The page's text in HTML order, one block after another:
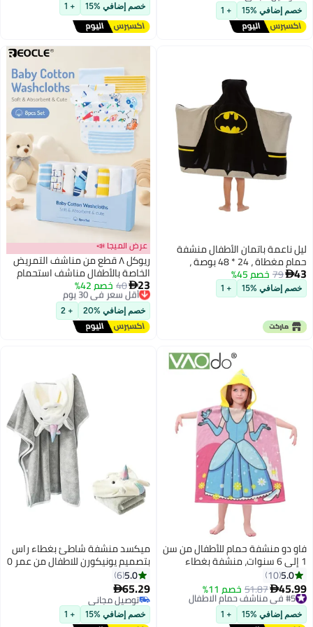
الدش / المسبح / السباحة
توصيل مجاني
خصم إضافي %15 + 1 الناعم والممتص للغاية مع غطاء
للأولاد والبنات الطفل
خصم إضافي %15 + 1
ليل ناعمة باتمان الأطفال منشفة
حمام مغطاة ، 24 * 48 بوصة ،
امتصاص القطن ، شاطئ مريح ، لف
حمام سباحة للأولاد والبنات
43
79 خصم 45%
خصم إضافي %15 + 1
عرض الميجا 📣
ريوكل ٨ قطع من مناشف التمريض
الخاصة بالأطفال مناشف استحمام
ناعمة من القطن مع رسومات
كرتونية ماصة للماء مناشف للوجه
والتجشؤ للمواليد الجدد للعناية
اليومية هدية مثالية لحفل استقبال
المولود
23
40 خصم 42%
أقل سعر في 30 يوم
توصيل مجاني
أقل سعر في 30 يوم
خصم إضافي %20 + 2
فاو دو منشفة حمام للأطفال من سن
1 إلى 6 سنوات، منشفة بغطاء
للرأس من الألياف الدقيقة، منشفة
حمام فائقة النعومة، رداء حمام،
رداء حمام للسباحة، عطلة الشاطئ،
لعب المياه، حمام السباحة، أغطية
5.0
10
45.99
51.87خصم 11% #5 في مناشف حمام الاطفال
توصيل مجاني
#5 في مناشف حمام الاطفال
خصم إضافي %15 + 1
ميكسد منشفة شاطئ بغطاء راس
بتصميم يونيكورن للاطفال من عمر 0
الى 6 سنوات للاولاد والبنات، رداء
حمام سباحة للشاطئ وحمام
السباحة، منشفة حمام ملفوفة
هدايا لحديثي الولادة (رمادي)
5.0
6
65.29
توصيل مجاني
توصيل مجاني
خصم إضافي %15 + 1